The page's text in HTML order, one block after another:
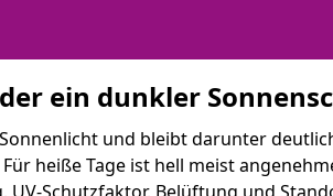
ein dunkler
und bleibt darunter
heiße Tage ist hell meist